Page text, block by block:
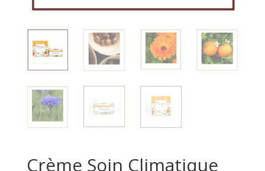
Crème Soin Climatique